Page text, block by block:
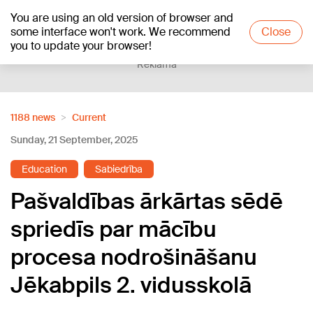
You are using an old version of browser and
some interface won't work. We recommend
you to update your browser!
Close
+16°C
Reklāma
1188 news
Current
Sunday, 21 September, 2025
Education Sabiedrība
Pašvaldības ārkārtas sēdē
spriedīs par mācību
procesa nodrošināšanu
Jēkabpils 2. vidusskolā